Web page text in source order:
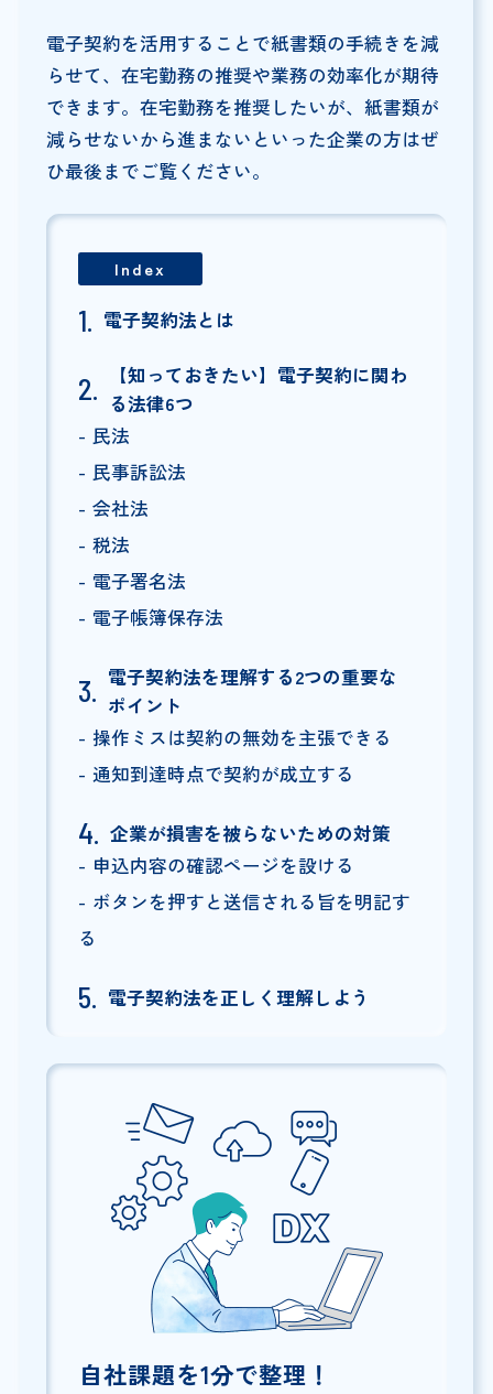
電子契約を活用することで紙書類の手続きを減
らせて、在宅勤務の推奨や業務の効率化が期待
できます。在宅勤務を推奨したいが、紙書類が
減らせないから進まないといった企業の方はぜ
ひ最後までご覧ください。
Index
電子契約法とは
【知っておきたい】電子契約に関わ
る法律6つ
民法
民事訴訟法
会社法
税法
電子署名法
電子帳簿保存法
電子契約法を理解する2つの重要な
ポイント
操作ミスは契約の無効を主張できる
通知到達時点で契約が成立する
企業が損害を被らないための対策
申込内容の確認ページを設ける
ボタンを押すと送信される旨を明記す
る
電子契約法を正しく理解しよう
自社課題を1分で整理！